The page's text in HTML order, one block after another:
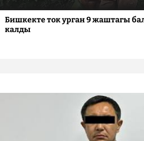
Бишкекте ток урган 9 жаштагы
калды